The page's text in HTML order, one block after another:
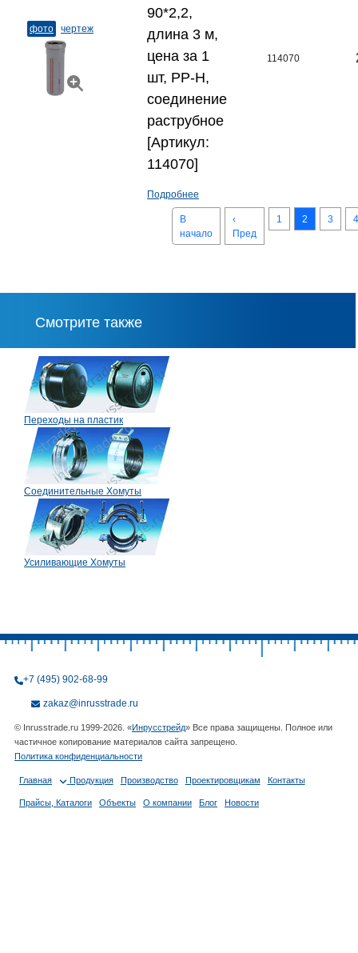
фото чертеж
90*2,2,
длина 3 м,
цена за 1
шт, PP-H,
соединение
раструбное
[Артикул:
114070]
Подробнее
114070
В
начало
‹
Пред
1 2 3 4
Смотрите также
Переходы на пластик
Соединительные Хомуты
Усиливающие Хомуты
+7 (495) 902-68-99
zakaz@inrusstrade.ru
© Inrusstrade.ru 1999-2026. «Инрусстрейд» Все права защищены. Полное или
частичное копирование материалов сайта запрещено.
Политика конфиденциальности
Главная Продукция Производство Проектировщикам Контакты
Прайсы, Каталоги Объекты О компании Блог Новости